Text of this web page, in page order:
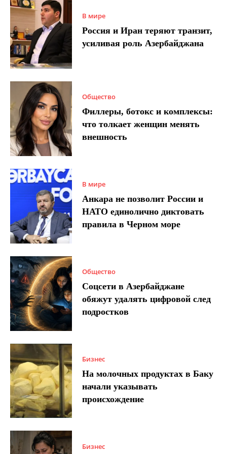
В мире
Россия и Иран теряют транзит,
усиливая роль Азербайджана
Общество
Филлеры, ботокс и комплексы:
что толкает женщин менять
внешность
В мире
Анкара не позволит России и
НАТО единолично диктовать
правила в Черном море
Общество
Соцсети в Азербайджане
обяжут удалять цифровой след
подростков
Бизнес
На молочных продуктах в Баку
начали указывать
происхождение
Бизнес